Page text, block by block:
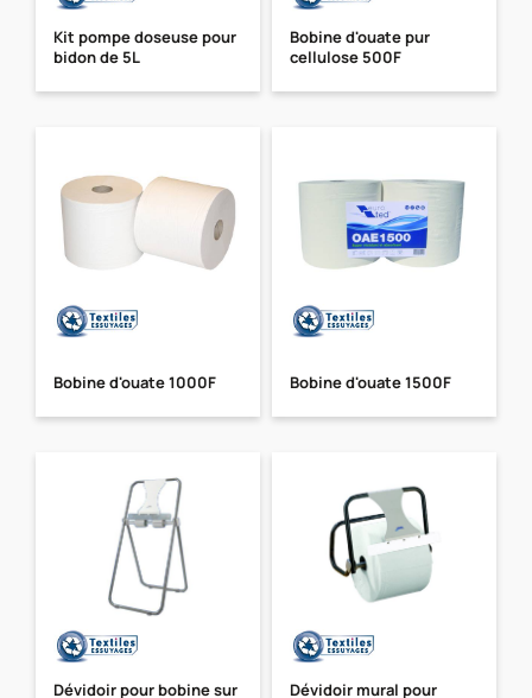
Kit pompe doseuse pour
bidon de 5L
Bobine d'ouate pur
cellulose 500F
Bobine d'ouate 1000F Bobine d'ouate 1500F
Dévidoir pour bobine sur Dévidoir mural pour